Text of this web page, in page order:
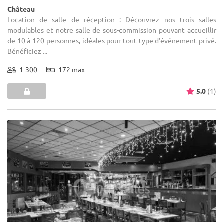
Château
Location de salle de réception : Découvrez nos trois salles
modulables et notre salle de sous-commission pouvant accueillir
de 10 à 120 personnes, idéales pour tout type d'événement privé.
Bénéficiez ...
1-300 172 max
5.0 (1)